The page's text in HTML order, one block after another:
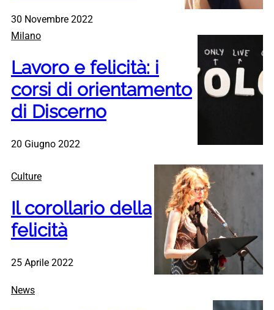
30 Novembre 2022
Milano
Lavoro e felicità: i
corsi di orientamento
di Discerno
20 Giugno 2022
Culture
Il corollario della
felicità
25 Aprile 2022
News